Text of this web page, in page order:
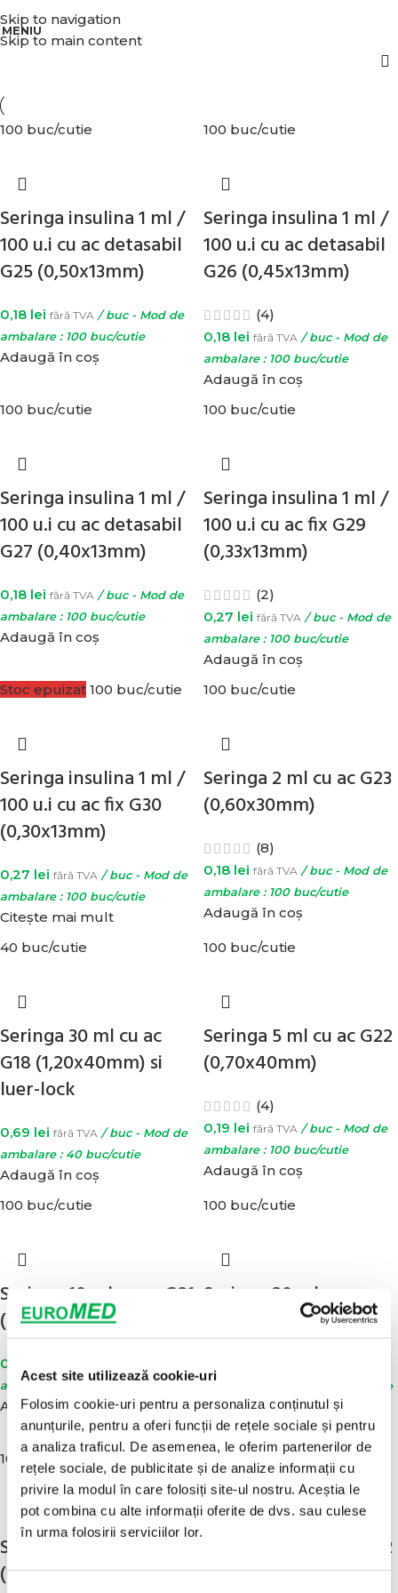
Acest site utilizează cookie-uri
Folosim cookie-uri pentru a personaliza conținutul și
anunțurile, pentru a oferi funcții de rețele sociale și pentru
a analiza traficul. De asemenea, le oferim partenerilor de
rețele sociale, de publicitate și de analize informații cu
privire la modul în care folosiți site-ul nostru. Aceștia le
pot combina cu alte informații oferite de dvs. sau culese
în urma folosirii serviciilor lor.
Skip to navigation
Skip to main content
MENIU
100 buc/cutie
Seringa insulina 1 ml /
100 u.i cu ac detasabil
G25 (0,50x13mm)
0,18 lei fără TVA / buc - Mod de
ambalare : 100 buc/cutie
Adaugă în coș
100 buc/cutie
Seringa insulina 1 ml /
100 u.i cu ac detasabil
G26 (0,45x13mm)
(4)
0,18 lei fără TVA / buc - Mod de
ambalare : 100 buc/cutie
Adaugă în coș
100 buc/cutie
Seringa insulina 1 ml /
100 u.i cu ac detasabil
G27 (0,40x13mm)
0,18 lei fără TVA / buc - Mod de
ambalare : 100 buc/cutie
Adaugă în coș
100 buc/cutie
Seringa insulina 1 ml /
100 u.i cu ac fix G29
(0,33x13mm)
(2)
0,27 lei fără TVA / buc - Mod de
ambalare : 100 buc/cutie
Adaugă în coș
Stoc epuizat 100 buc/cutie
Seringa insulina 1 ml /
100 u.i cu ac fix G30
(0,30x13mm)
0,27 lei fără TVA / buc - Mod de
ambalare : 100 buc/cutie
Citește mai mult
100 buc/cutie
Seringa 2 ml cu ac G23
(0,60x30mm)
(8)
0,18 lei fără TVA / buc - Mod de
ambalare : 100 buc/cutie
Adaugă în coș
40 buc/cutie
Seringa 30 ml cu ac
G18 (1,20x40mm) si
luer-lock
0,69 lei fără TVA / buc - Mod de
ambalare : 40 buc/cutie
Adaugă în coș
100 buc/cutie
Seringa 5 ml cu ac G22
(0,70x40mm)
(4)
0,19 lei fără TVA / buc - Mod de
ambalare : 100 buc/cutie
Adaugă în coș
100 buc/cutie
Seringa 10 ml cu ac G21
(0,80x40mm)
0,29
ambalare : 100 buc/cutie
Adaugă în coș
100 buc/cutie
Seringa 20 ml cu ac
G21 (0,80x40mm)
0,44
/ buc - Mod de
ambalare : 100 buc/cutie
Adaugă în coș
100 buc/cutie
Seringa 2 ml cu ac G23
(0,60x30mm) din 2
100 buc/cutie
Seringa 5 ml cu ac G22
(0,70x40mm) din 2